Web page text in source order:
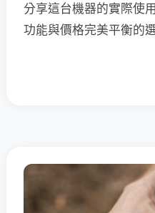
分享這台機器的實際使
功能與價格完美平衡的